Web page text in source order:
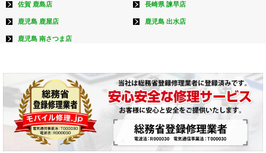
佐賀 鹿島店 長崎県 諫早店
鹿児島 鹿屋店 鹿児島 出水店
鹿児島 南さつま店